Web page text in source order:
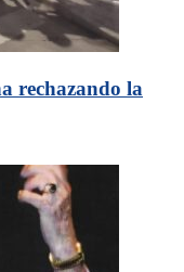
rechazando la